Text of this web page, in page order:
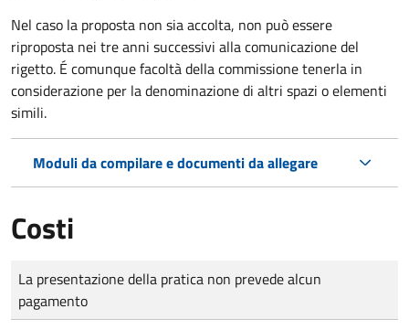
Nel caso la proposta non sia accolta, non può essere
riproposta nei tre anni successivi alla comunicazione del
rigetto. É comunque facoltà della commissione tenerla in
considerazione per la denominazione di altri spazi o elementi
simili.
Moduli da compilare e documenti da allegare
Costi
Tipo di pagamento
Importo
La presentazione della pratica non prevede alcun
pagamento